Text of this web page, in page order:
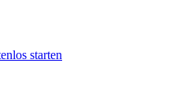
starten